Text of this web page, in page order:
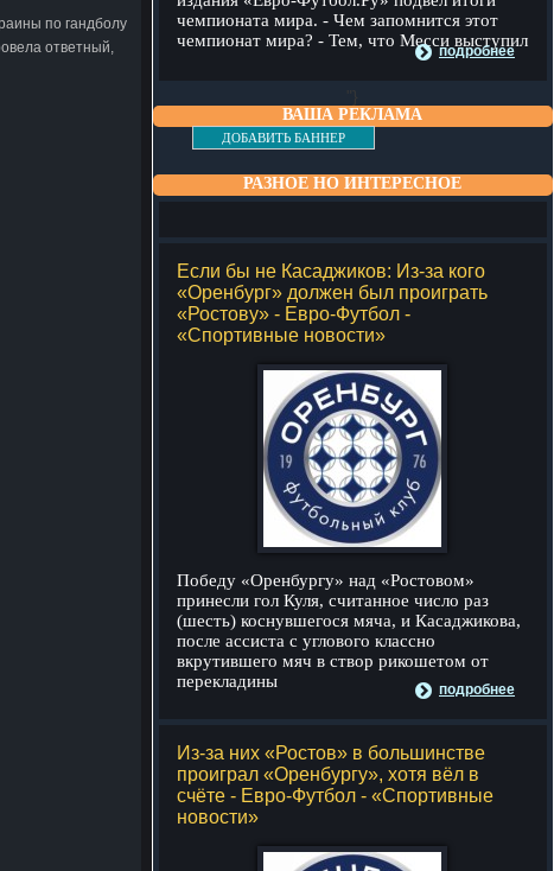
чемпионата мира. - Чем запомнится этот
чемпионат мира? - Тем, что Месси выступил
подробнее
"}
ВАША РЕКЛАМА
ДОБАВИТЬ БАННЕР
РАЗНОЕ НО ИНТЕРЕСНОЕ
Если бы не Касаджиков: Из-за кого
«Оренбург» должен был проиграть
«Ростову» - Евро-Футбол -
«Спортивные новости»
Победу «Оренбургу» над «Ростовом»
принесли гол Куля, считанное число раз
(шесть) коснувшегося мяча, и Касаджикова,
после ассиста с углового классно
вкрутившего мяч в створ рикошетом от
перекладины
подробнее
Из-за них «Ростов» в большинстве
проиграл «Оренбургу», хотя вёл в
счёте - Евро-Футбол - «Спортивные
новости»
по гандболу
ответный,